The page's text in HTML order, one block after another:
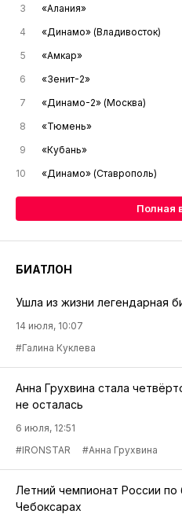
3 «Алания»
4
«Динамо» (Владивосток)
5
«Амкар»
6
«Зенит-2»
7
«Динамо-2» (Москва)
8
«Тюмень»
9
«Кубань»
10
«Динамо» (Ставрополь)
Полная
БИАТЛОН
Ушла из жизни легендарная
14 июля, 10:07
#Галина Куклева
Анна Грухвина стала
не осталась
6 июля, 12:51
#IRONSTAR
#Анна Грухвина
Летний чемпионат России по
Чебоксарах